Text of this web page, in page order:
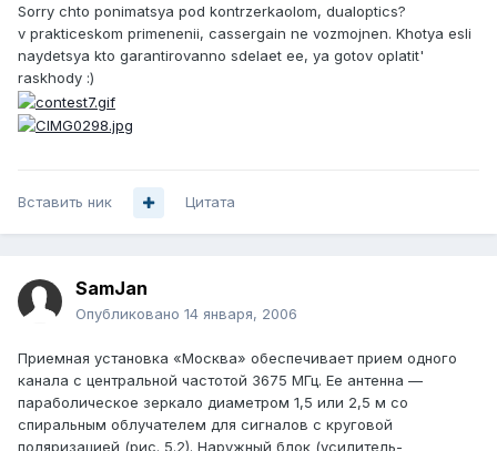
Sorry chto ponimatsya pod kontrzerkaolom, dualoptics?
v prakticeskom primenenii, cassergain ne vozmojnen. Khotya esli
naydetsya kto garantirovanno sdelaet ee, ya gotov oplatit'
raskhody :)
Вставить ник Цитата
SamJan
Опубликовано 14 января, 2006
Приемная установка «Москва» обеспечивает прием одного
канала с центральной частотой 3675 МГц. Ее антенна —
параболическое зеркало диаметром 1,5 или 2,5 м со
спиральным облучателем для сигналов с круговой
поляризацией (рис. 5.2). Наружный блок (усилитель-